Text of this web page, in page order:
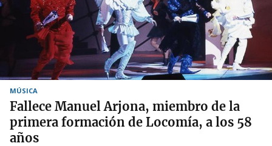
MÚSICA
Fallece Manuel Arjona, miembro de la
primera formación de Locomía, a los 58
años